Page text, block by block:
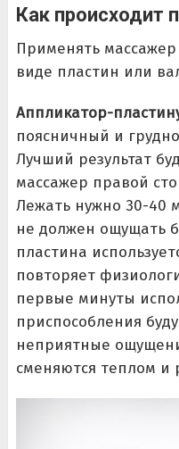
Как происходит
Применять
виде пластин или
Аппликатор-
поясничный и
Лучший результат
массажер правой
Лежать нужно 30-40
не должен ощущать
пластина
повторяет
первые минуты
приспособления
неприятные
сменяются теплом и